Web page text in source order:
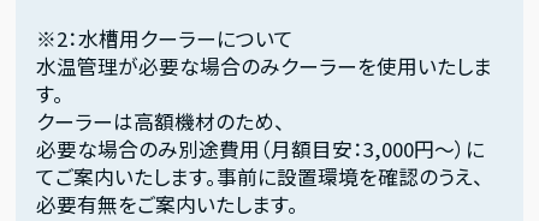
※2：水槽用クーラーについて
水温管理が必要な場合のみクーラーを使用いたしま
す。
クーラーは高額機材のため、
必要な場合のみ別途費用（月額目安：3,000円〜）に
てご案内いたします。事前に設置環境を確認のうえ、
必要有無をご案内いたします。